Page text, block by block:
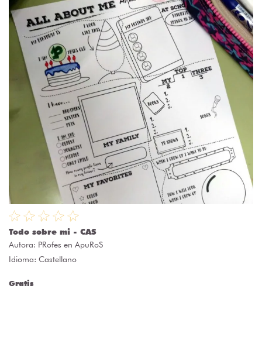
Todo sobre mi - CAS
Autora: PRofes en ApuRoS
Idioma: Castellano
Gratis